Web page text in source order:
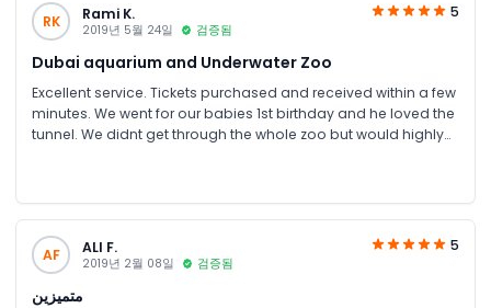
RK Rami K.
2019년 5월 24일 검증됨
5
Dubai aquarium and Underwater Zoo
Excellent service. Tickets purchased and received within a few
minutes. We went for our babies 1st birthday and he loved the
tunnel. We didnt get through the whole zoo but would highly
AF ALI F.
2019년 2월 08일 검증됨
5
متميزين